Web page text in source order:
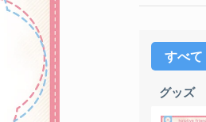
すべて
グッズ